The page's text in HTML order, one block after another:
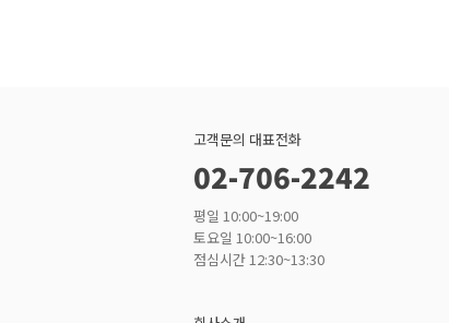
고객문의 대표전화
02-706-2242
평일 10:00~19:00
토요일 10:00~16:00
점심시간 12:30~13:30